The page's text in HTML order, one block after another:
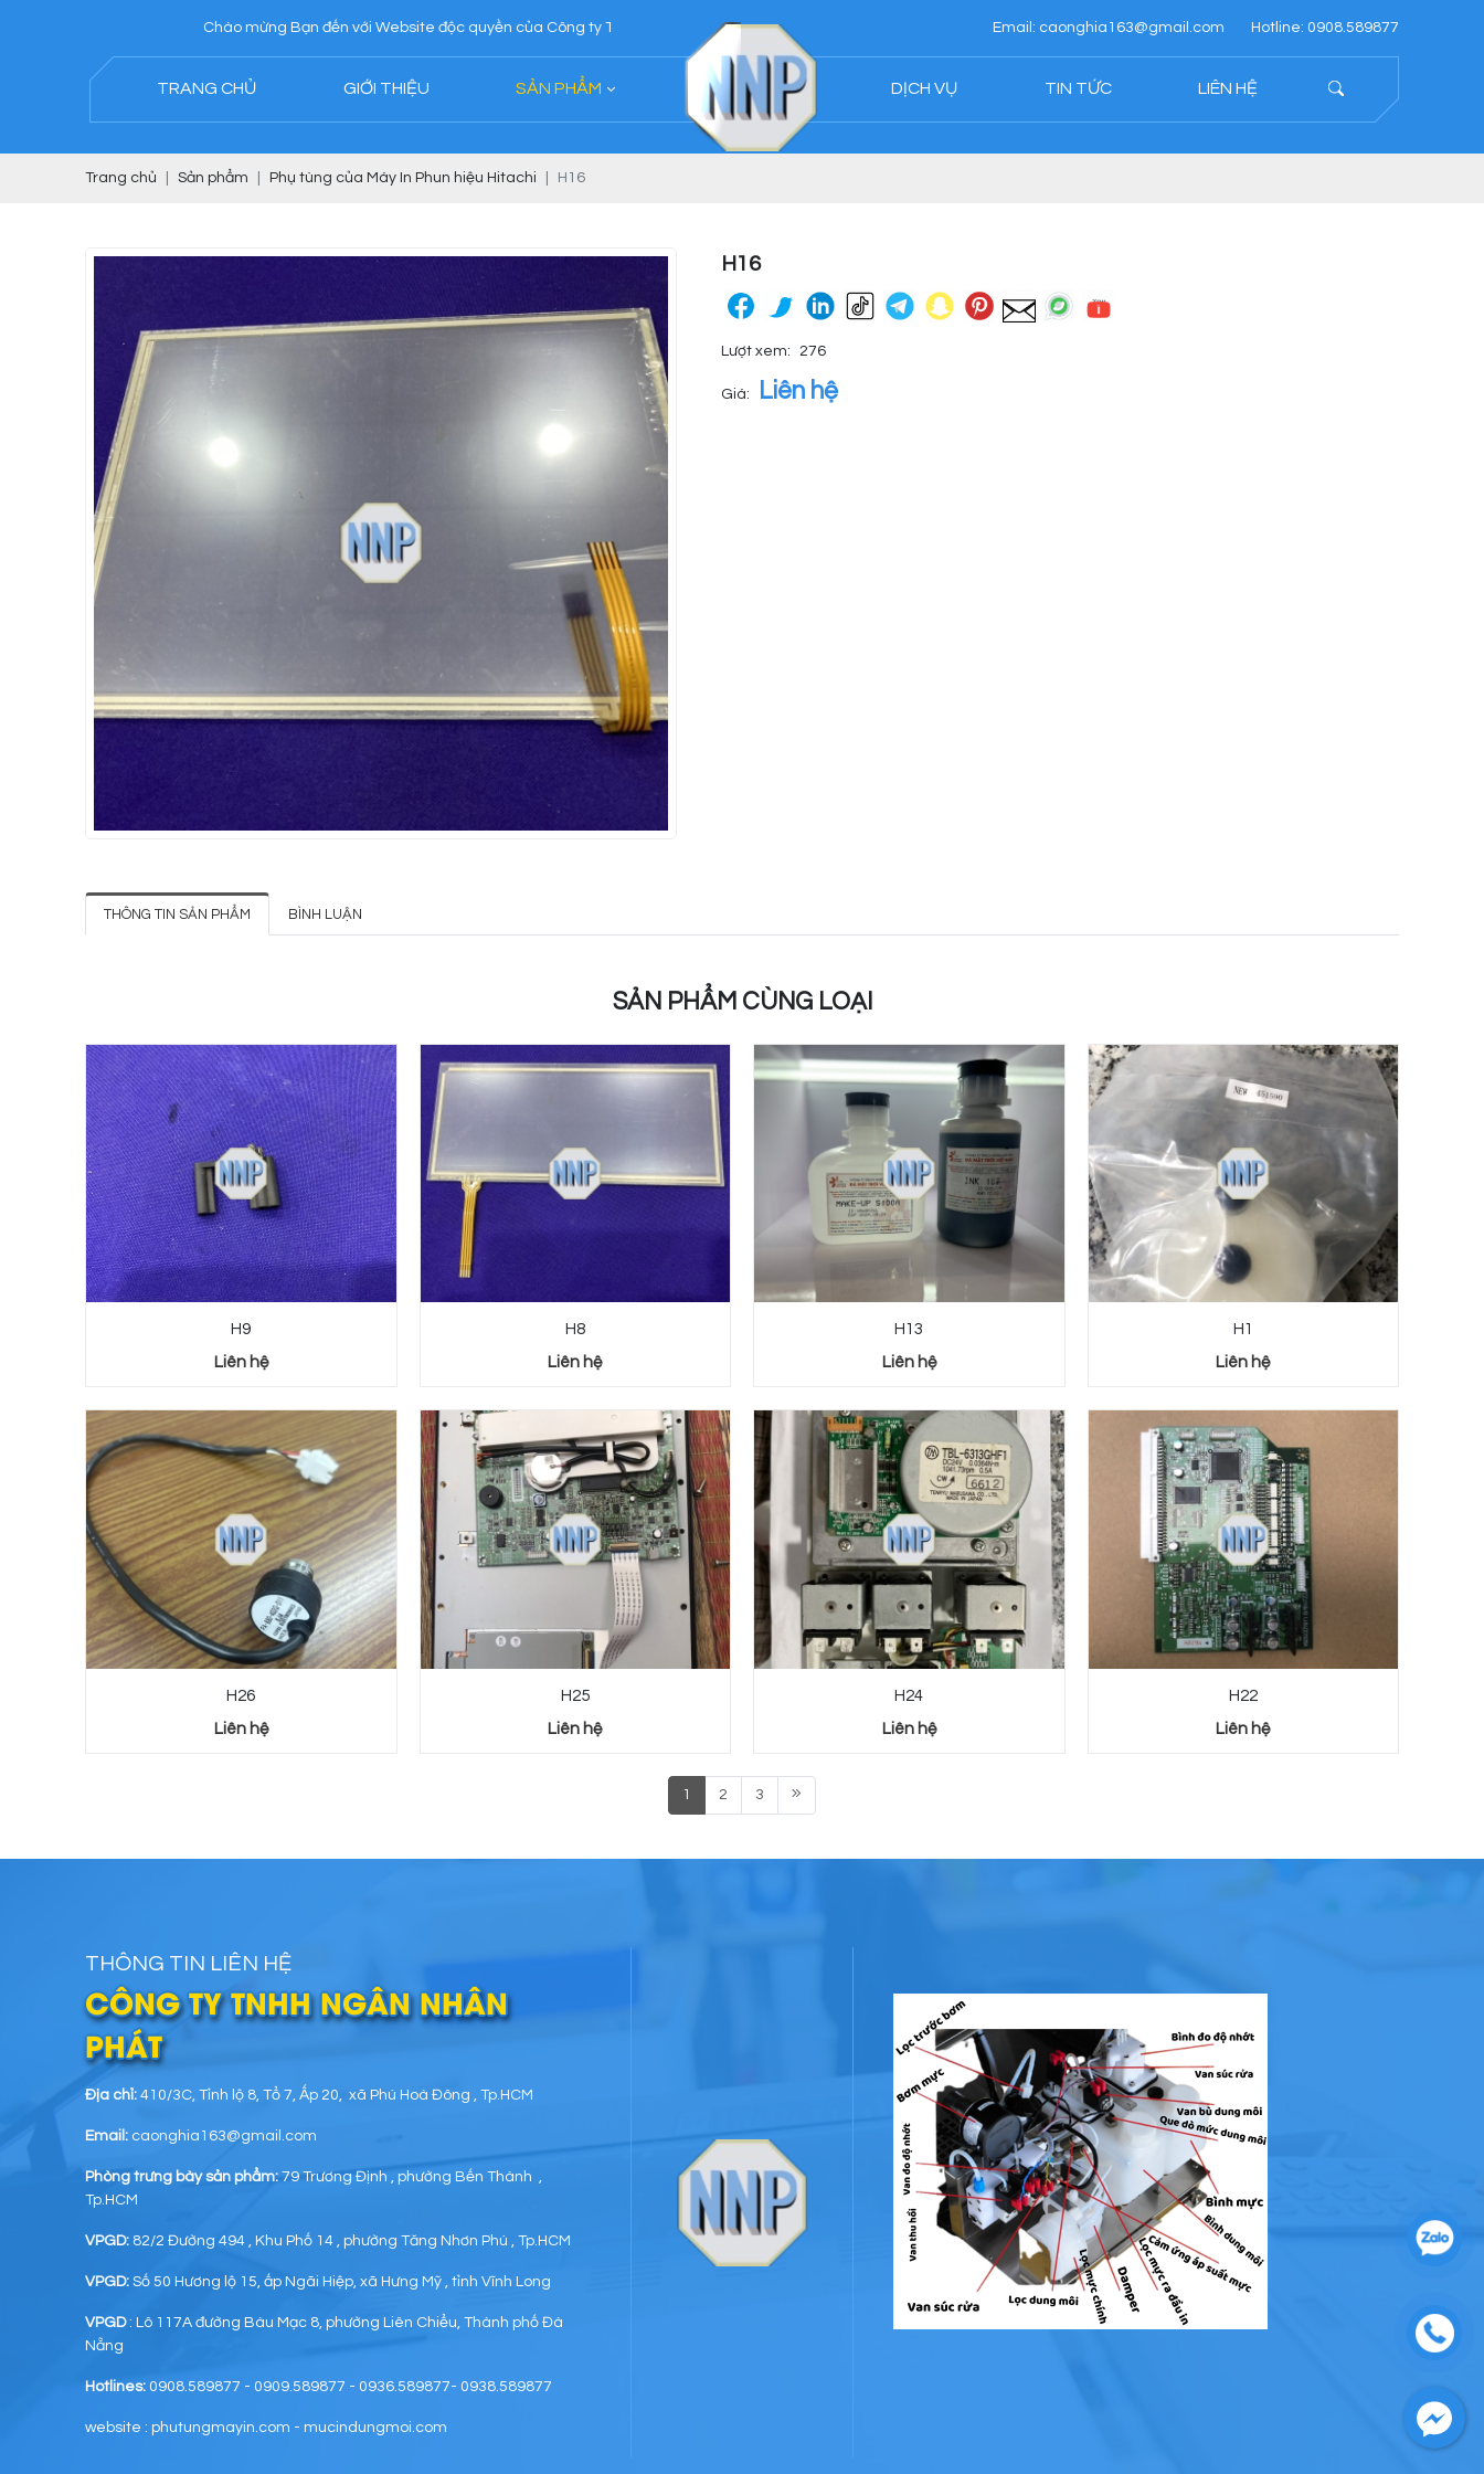
Chào mừng Bạn đến với Website độc quyền của Công ty TNHH Ngân Nhân Phát Email: caonghia163@gmail.com Hotline: 0908.589877
TRANG CHỦ GIỚI THIỆU SẢN PHẨM DỊCH VỤ TIN TỨC LIÊN HỆ
Trang chủ Sản phẩm Phụ tùng của Máy In Phun hiệu Hitachi H16
H16
Lượt xem: 276
Giá: Liên hệ
THÔNG TIN SẢN PHẨM BÌNH LUẬN
SẢN PHẨM CÙNG LOẠI
H9
Liên hệ
H8
Liên hệ
H13
Liên hệ
H1
Liên hệ
H26
Liên hệ
H25
Liên hệ
H24
Liên hệ
H22
Liên hệ
1 2 3
THÔNG TIN LIÊN HỆ
CÔNG TY TNHH NGÂN NHÂN
PHÁT
Địa chỉ: 410/3C, Tỉnh lộ 8, Tổ 7, Ấp 20, xã Phú Hoà Đông , Tp.HCM
Email: caonghia163@gmail.com
Phòng trưng bày sản phẩm: 79 Trương Định , phường Bến Thành ,
Tp.HCM
VPGD: 82/2 Đường 494 , Khu Phố 14 , phường Tăng Nhơn Phú , Tp.HCM
VPGD: Số 50 Hương lộ 15, ấp Ngãi Hiệp, xã Hưng Mỹ , tỉnh Vĩnh Long
VPGD: Lô 117A đường Bàu Mạc 8, phường Liên Chiểu, Thành phố Đà
Nẵng
Hotlines: 0908.589877 - 0909.589877 - 0936.589877- 0938.589877
website : phutungmayin.com - mucindungmoi.com